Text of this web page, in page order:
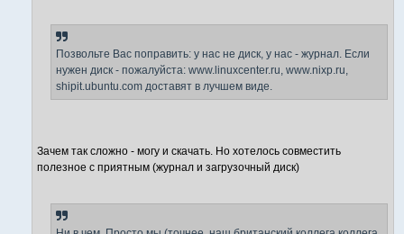
Позвольте Вас поправить: у нас не диск, у нас - журнал. Если
нужен диск - пожалуйста: www.linuxcenter.ru, www.nixp.ru,
shipit.ubuntu.com доставят в лучшем виде.
Зачем так сложно - могу и скачать. Но хотелось совместить
полезное с приятным (журнал и загрузочный диск)